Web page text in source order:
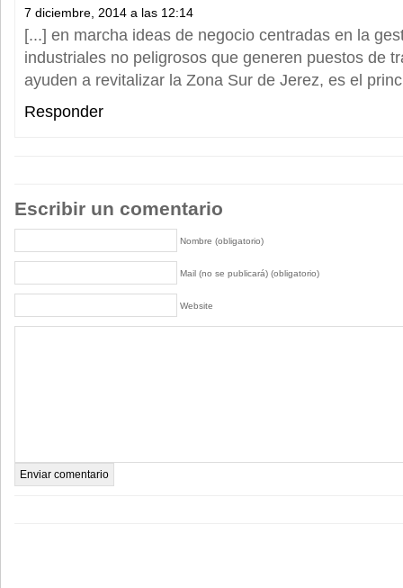
7 diciembre, 2014 a las 12:14
[...] en marcha ideas de negocio centradas en la
industriales no peligrosos que generen puestos de
ayuden a revitalizar la Zona Sur de Jerez, es el
Responder
Escribir un comentario
Nombre (obligatorio)
Mail (no se publicará) (obligatorio)
Website